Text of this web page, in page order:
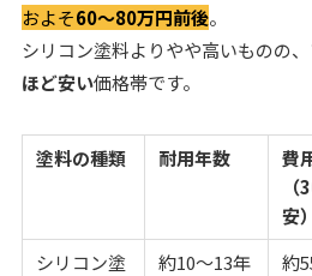
およそ60〜80万円前後。
シリコン塗料よりやや高いものの、
ほど安い価格帯です。
塗料の種類 耐用年数
費
安）
シリコン塗
約10〜13年
約